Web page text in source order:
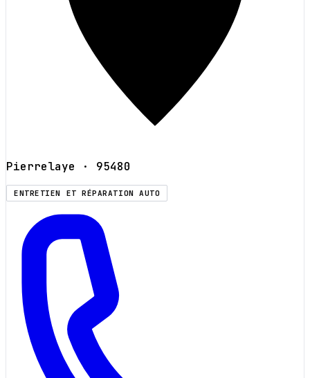
Pierrelaye · 95480
ENTRETIEN ET RÉPARATION AUTO